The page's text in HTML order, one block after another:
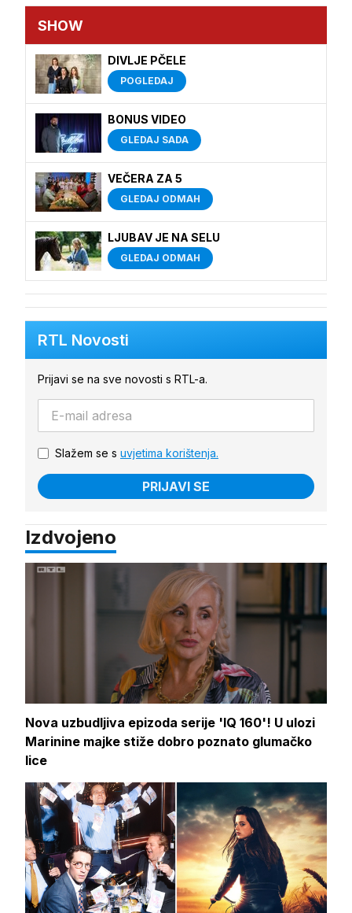
SHOW
DIVLJE PČELE
POGLEDAJ
BONUS VIDEO
GLEDAJ SADA
VEČERA ZA 5
GLEDAJ ODMAH
LJUBAV JE NA SELU
GLEDAJ ODMAH
RTL Novosti
Prijavi se na sve novosti s RTL-a.
Slažem se s uvjetima korištenja.
PRIJAVI SE
Izdvojeno
Nova uzbudljiva epizoda serije 'IQ 160'! U ulozi
Marinine majke stiže dobro poznato glumačko
lice